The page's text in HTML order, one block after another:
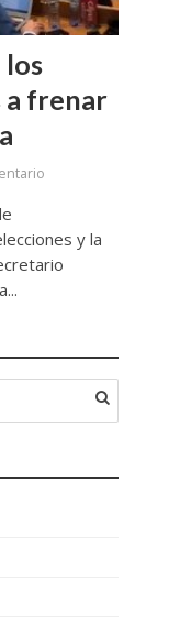
los
a frenar
y la